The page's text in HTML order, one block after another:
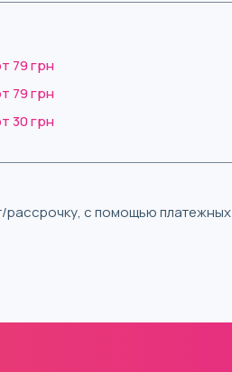
79 грн
79 грн
30 грн
рассрочку, с помощью платежных